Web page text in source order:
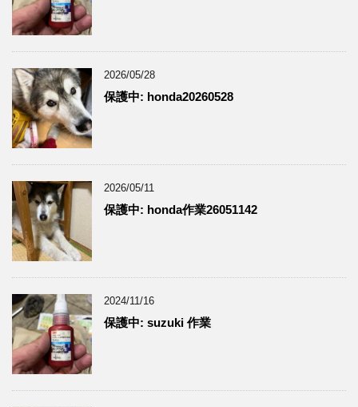
2026/05/28
保護中: honda20260528
2026/05/11
保護中: honda作業26051142
2024/11/16
保護中: suzuki 作業